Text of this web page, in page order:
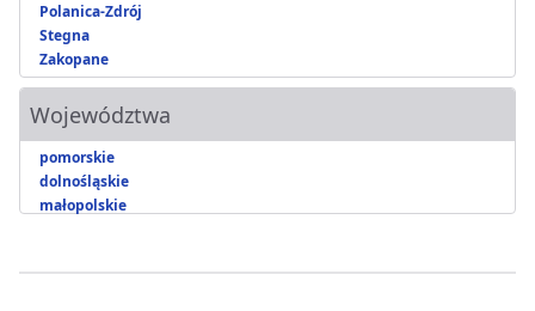
Polanica-Zdrój
Stegna
Zakopane
Województwa
pomorskie
dolnośląskie
małopolskie